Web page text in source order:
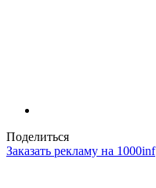
Поделиться
Заказать рекламу на 1000inf